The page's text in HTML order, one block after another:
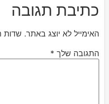
כתיבת תגובה
האימייל לא יוצג באתר. שדות
התגובה שלך *